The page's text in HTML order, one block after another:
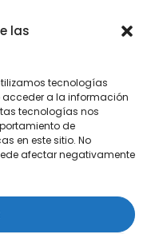
las
tecnologías
a la información
tecnologías nos
de
en este sitio. No
afectar negativamente
Newsletter